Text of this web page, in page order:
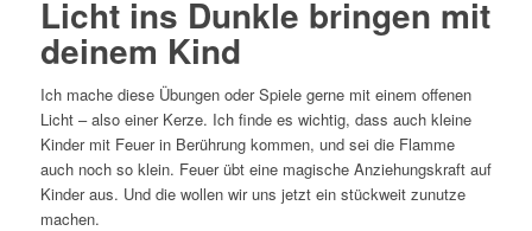
Licht ins Dunkle bringen mit
deinem Kind
Ich mache diese Übungen oder Spiele gerne mit einem offenen
Licht – also einer Kerze. Ich finde es wichtig, dass auch kleine
Kinder mit Feuer in Berührung kommen, und sei die Flamme
auch noch so klein. Feuer übt eine magische Anziehungskraft auf
Kinder aus. Und die wollen wir uns jetzt ein stückweit zunutze
machen.